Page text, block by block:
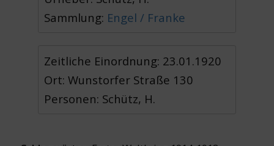
Sammlung: Engel / Franke
Zeitliche Einordnung: 23.01.1920
Ort: Wunstorfer Straße 130
Personen: Schütz, H.